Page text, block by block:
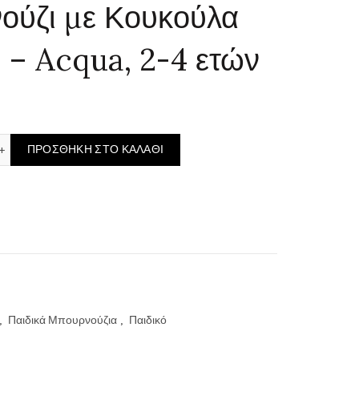
με Κουκούλα
Acqua, 2-4 ετών
ΠΡΟΣΘΉΚΗ ΣΤΟ ΚΑΛΆΘΙ
, Παιδικά Μπουρνούζια , Παιδικό